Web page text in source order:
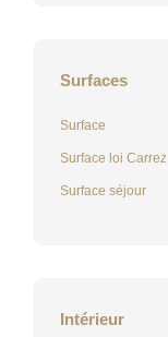
Surfaces
Surface
Surface loi Carrez
Surface séjour
Intérieur